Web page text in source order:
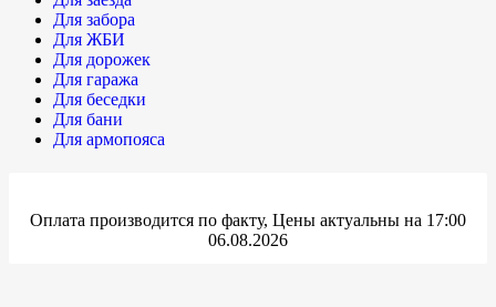
Для забора
Для ЖБИ
Для дорожек
Для гаража
Для беседки
Для бани
Для армопояса
Оплата производится по факту, Цены актуальны на 17:00
06.08.2026